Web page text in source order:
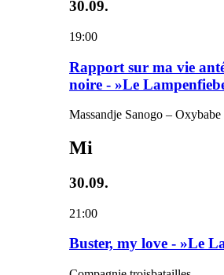
30.09.
19:00
Rapport sur ma vie
noire - »Le
Massandje Sanogo – Oxybabe
Mi
30.09.
21:00
Buster, my love - »Le